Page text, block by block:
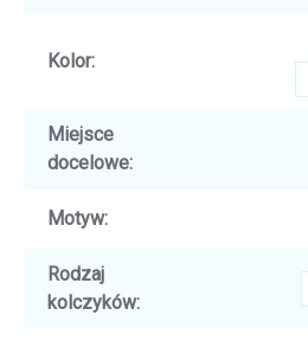
Kolor:
Miejsce
docelowe:
Motyw:
Rodzaj
kolczyków: